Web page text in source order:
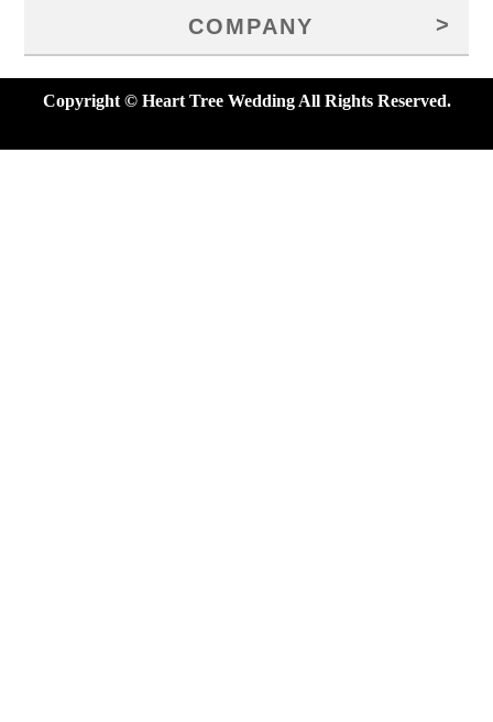
COMPANY >
Copyright © Heart Tree Wedding All Rights Reserved.